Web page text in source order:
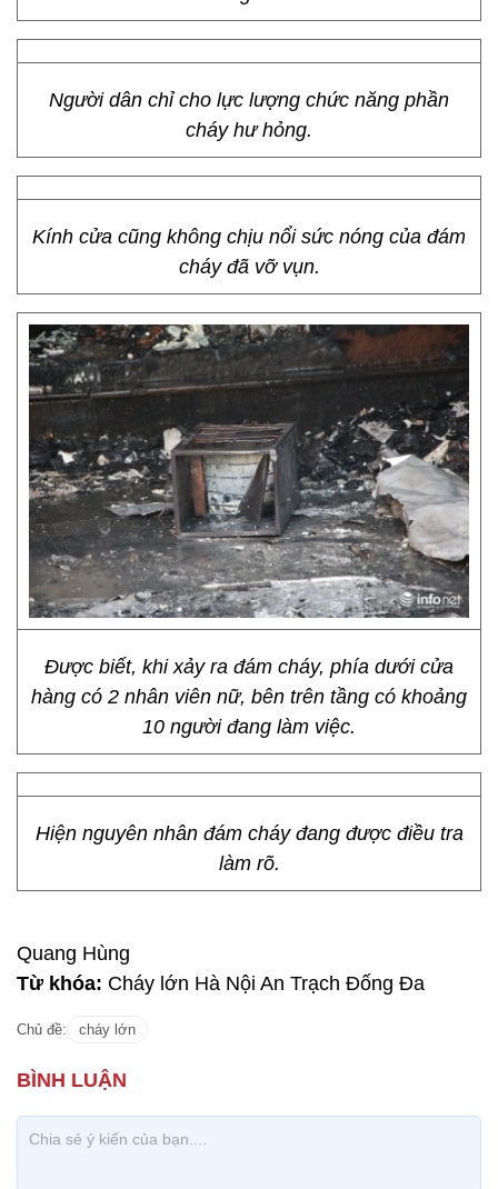
Người dân chỉ cho lực lượng chức năng phần
cháy hư hỏng.
Kính cửa cũng không chịu nổi sức nóng của đám
cháy đã vỡ vụn.
Được biết, khi xảy ra đám cháy, phía dưới cửa
hàng có 2 nhân viên nữ, bên trên tầng có khoảng
10 người đang làm việc.
Hiện nguyên nhân đám cháy đang được điều tra
làm rõ.
Quang Hùng
Từ khóa: Cháy lớn Hà Nội An Trạch Đống Đa
Chủ đề: cháy lớn